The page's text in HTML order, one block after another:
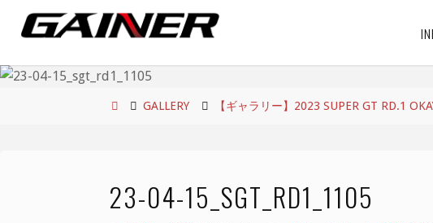
ン
ホ
GALLERY 【ギャラリー】2023 SUPER GT RD.1
23-04-15_SGT_RD1_1105